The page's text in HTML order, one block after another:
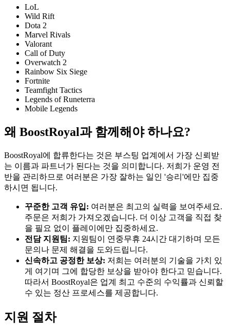
LoL
Wild Rift
Dota 2
Marvel Rivals
Valorant
Call of Duty
Overwatch 2
Rainbow Six Siege
Fortnite
Teamfight Tactics
Legends of Runeterra
Mobile Legends
왜 BoostRoyal과 함께해야 하나요?
BoostRoyal에 합류한다는 것은 부스팅 업계에서 가장 신뢰받
는 이름과 파트너가 된다는 것을 의미합니다. 저희가 운영 전
반을 관리하므로 여러분은 가장 잘하는 일인 '승리'에만 집중
하시면 됩니다.
꾸준한 고객 유입: 여러분은 최고의 실력을 보여주세요.
주문은 저희가 가져오겠습니다. 더 이상 고객을 직접 찾
을 필요 없이 플레이에만 집중하세요.
전담 지원팀: 지원팀이 연중무휴 24시간 대기하며 모든
문의나 문제 해결을 도와드립니다.
신속하고 공정한 보상: 저희는 여러분의 기술을 가치 있
게 여기며 그에 합당한 보상을 받아야 한다고 믿습니다.
따라서 BoostRoyal은 업계 최고 수준의 수익률과 신뢰할
수 있는 정산 프로세스를 제공합니다.
지원 절차